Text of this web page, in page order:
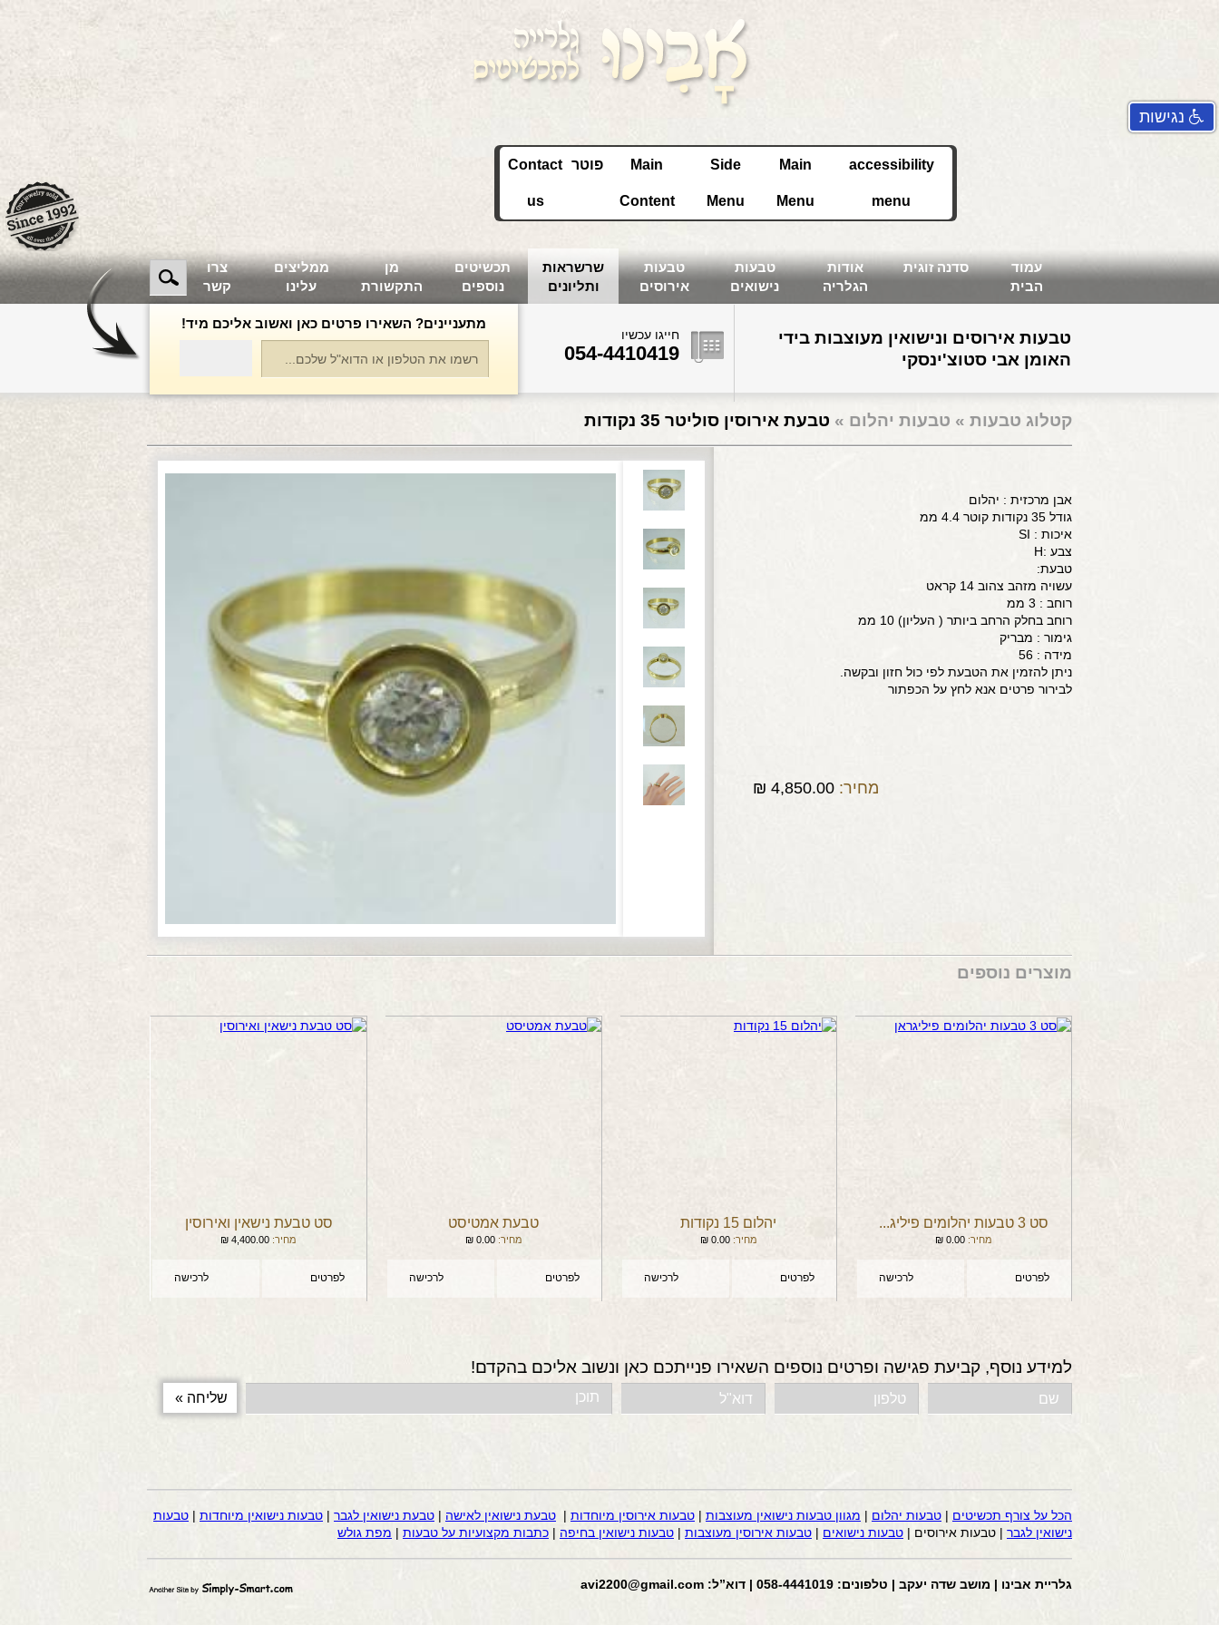
עמוד
הבית
סדנה זוגית
אודות
הגלריה
טבעות
נישואים
טבעות
אירוסים
שרשראות
ותליונים
תכשיטים
נוספים
מן
התקשורת
ממליצים
עלינו
צרו
קשר
טבעות אירוסים ונישואין מעוצבות בידי
האומן אבי סטוצ'ינסקי
חייגו עכשיו
054-4410419
מתעניינים? השאירו פרטים כאן ואשוב אליכם מיד!
קטלוג טבעות » טבעות יהלום » טבעת אירוסין סוליטר 35 נקודות
אבן מרכזית : יהלום
גודל 35 נקודות קוטר 4.4 ממ
איכות : SI
צבע :H
טבעת:
עשויה מזהב צהוב 14 קראט
רוחב : 3 ממ
רוחב בחלק הרחב ביותר ( העליון) 10 ממ
גימור : מבריק
מידה : 56
ניתן להזמין את הטבעת לפי כול חזון ובקשה.
לבירור פרטים אנא לחץ על הכפתור
מחיר: 4,850.00
₪
מוצרים נוספים
סט 3 טבעות יהלומים פיליג...
מחיר: 0.00
₪
לפרטים לרכישה
יהלום 15 נקודות
מחיר: 0.00
₪
לפרטים לרכישה
טבעת אמטיסט
מחיר: 0.00
₪
לפרטים לרכישה
סט טבעת נישאין ואירוסין
מחיר: 4,400.00
₪
לפרטים לרכישה
למידע נוסף, קביעת פגישה ופרטים נוספים השאירו פנייתכם כאן ונשוב אליכם בהקדם!
הכל על צורף תכשיטים | טבעות יהלום | מגוון טבעות נישואין מעוצבות | טבעות אירוסין מיוחדות | טבעת נישואין לאישה | טבעת נישואין לגבר | טבעות נישואין מיוחדות | טבעות
נישואין לגבר | טבעות אירוסים | טבעות נישואים | טבעות אירוסין מעוצבות | טבעות נישואין בחיפה | כתבות מקצועיות על טבעות | מפת גולש
גלריית אבינו | מושב שדה יעקב | טלפונים: 058-4441019 | דוא”ל: avi2200@gmail.com
accessibility
menu
Main
Menu
Side
Menu
Main
Content
פוטר Contact
us
נגישות